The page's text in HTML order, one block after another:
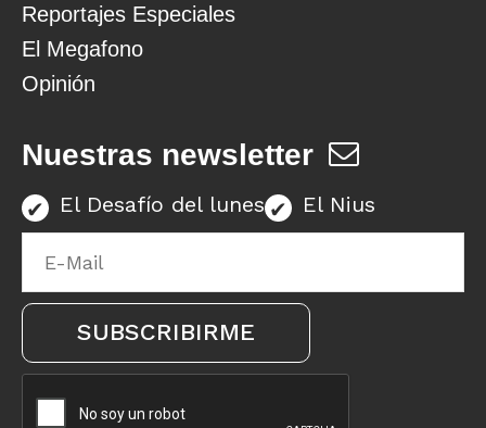
Reportajes Especiales
El Megafono
Opinión
Nuestras newsletter
El Desafío del lunes El Nius